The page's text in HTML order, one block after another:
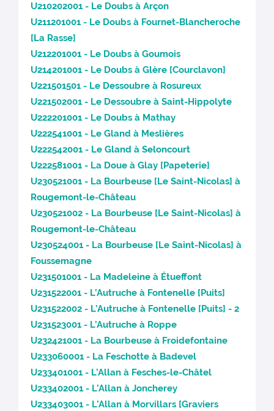
U210202001 - Le Doubs à Arçon
U211201001 - Le Doubs à Fournet-Blancheroche
[La Rasse]
U212201001 - Le Doubs à Goumois
U214201001 - Le Doubs à Glère [Courclavon]
U221501501 - Le Dessoubre à Rosureux
U221502001 - Le Dessoubre à Saint-Hippolyte
U222201001 - Le Doubs à Mathay
U222541001 - Le Gland à Meslières
U222542001 - Le Gland à Seloncourt
U222581001 - La Doue à Glay [Papeterie]
U230521001 - La Bourbeuse [Le Saint-Nicolas] à
Rougemont-le-Château
U230521002 - La Bourbeuse [Le Saint-Nicolas] à
Rougemont-le-Château
U230524001 - La Bourbeuse [Le Saint-Nicolas] à
Foussemagne
U231501001 - La Madeleine à Étueffont
U231522001 - L’Autruche à Fontenelle [Puits]
U231522002 - L’Autruche à Fontenelle [Puits] - 2
U231523001 - L’Autruche à Roppe
U232421001 - La Bourbeuse à Froidefontaine
U233060001 - La Feschotte à Badevel
U233401001 - L’Allan à Fesches-le-Châtel
U233402001 - L’Allan à Joncherey
U233403001 - L’Allan à Morvillars [Graviers